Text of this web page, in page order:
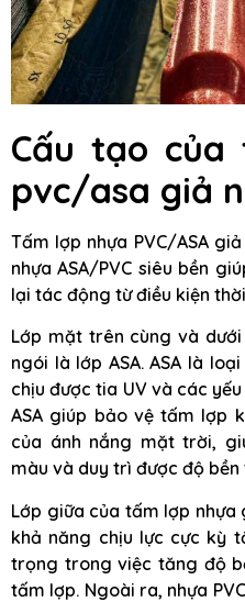
Cấu tạo
pvc/asa giả
Tấm lợp nhựa PVC/ASA
nhựa ASA/PVC siêu bền
lại tác động từ điều kiện
Lớp mặt trên cùng và
ngói là lớp ASA. ASA là
chịu được tia UV và các
ASA giúp bảo vệ tấm lợp
của ánh nắng mặt trời,
màu và duy trì được độ
Lớp giữa của tấm lợp nhựa
khả năng chịu lực cực kỳ
trọng trong việc tăng độ
tấm lợp. Ngoài ra, nhựa